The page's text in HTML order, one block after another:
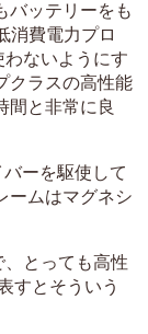
バッテリーをも
消費電力プロ
ないようにす
クラスの高性能
間と非常に良
ーを駆使して
ームはマグネシ
、とっても高性
すとそういう